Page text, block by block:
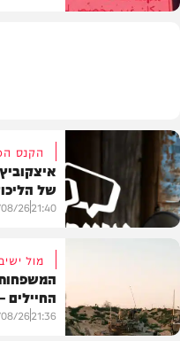
חדשות
הקנס
של
21:40
26
מול
החיילים – לא על
21:36
26